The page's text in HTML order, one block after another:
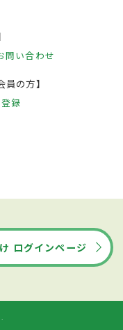
問い合わせ
員の方】
録
ログインページ